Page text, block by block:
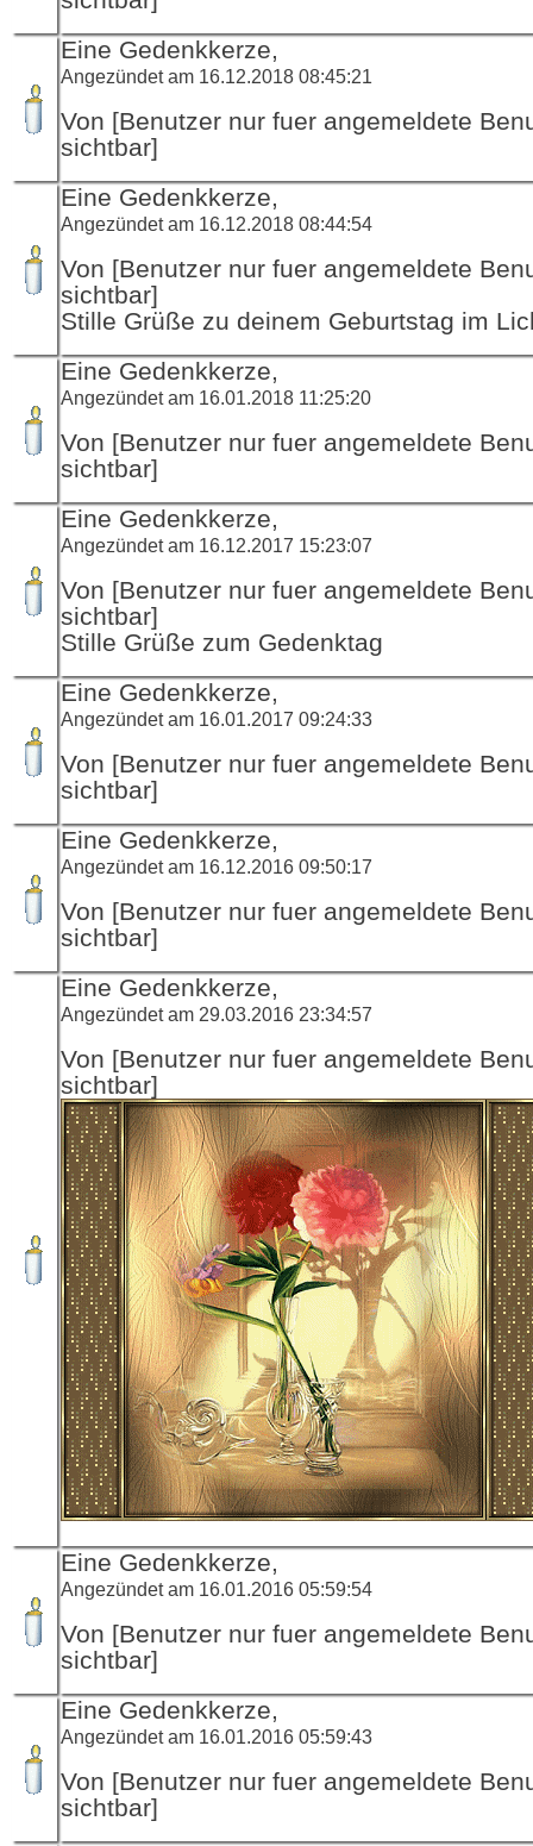
Eine Gedenkkerze,
Angezündet am 16.12.2018 08:45:21
Von [Benutzer nur fuer angemeldete
sichtbar]
Eine Gedenkkerze,
Angezündet am 16.12.2018 08:44:54
Von [Benutzer nur fuer angemeldete
sichtbar]
Stille Grüße zu deinem Geburtstag im
Eine Gedenkkerze,
Angezündet am 16.01.2018 11:25:20
Von [Benutzer nur fuer angemeldete
sichtbar]
Eine Gedenkkerze,
Angezündet am 16.12.2017 15:23:07
Von [Benutzer nur fuer angemeldete
sichtbar]
Stille Grüße zum Gedenktag
Eine Gedenkkerze,
Angezündet am 16.01.2017 09:24:33
Von [Benutzer nur fuer angemeldete
sichtbar]
Eine Gedenkkerze,
Angezündet am 16.12.2016 09:50:17
Von [Benutzer nur fuer angemeldete
sichtbar]
Eine Gedenkkerze,
Angezündet am 29.03.2016 23:34:57
Von [Benutzer nur fuer angemeldete
sichtbar]
Eine Gedenkkerze,
Angezündet am 16.01.2016 05:59:54
Von [Benutzer nur fuer angemeldete
sichtbar]
Eine Gedenkkerze,
Angezündet am 16.01.2016 05:59:43
Von [Benutzer nur fuer angemeldete
sichtbar]